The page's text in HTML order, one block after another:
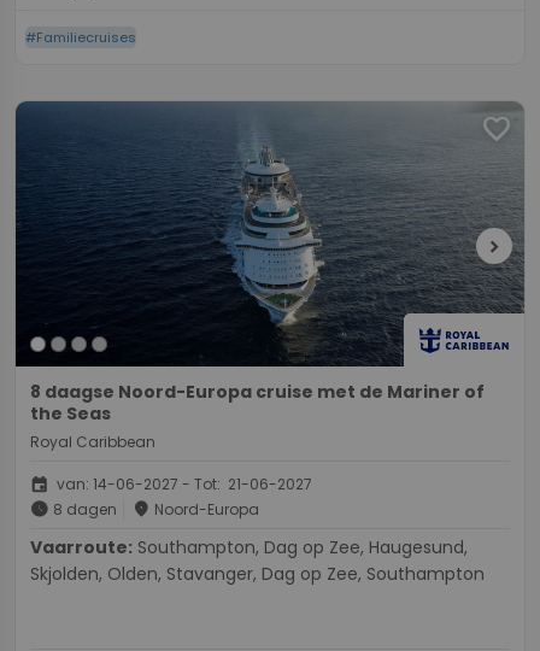
#Familiecruises
favorite
chevron_right
8 daagse Noord-Europa cruise met de Mariner of
the Seas
Royal Caribbean
event van: 14-06-2027 - Tot: 21-06-2027
schedule 8 dagen place Noord-Europa
Vaarroute:
Skjolden, Olden, Stavanger, Dag op Zee, Southampton